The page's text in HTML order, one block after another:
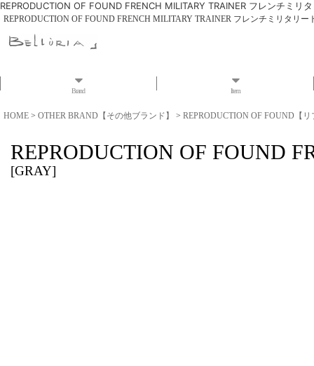
REPRODUCTION OF FOUND FRENCH MILITARY TRAINER フレンチミリ
REPRODUCTION OF FOUND FRENCH MILITARY TRAINER フレンチミリタリー
Brand Item
HOME > OTHER BRAND【その他ブランド】 > REPRODUCTION OF FOUND【
REPRODUCTION OF FOUND
[GRAY]